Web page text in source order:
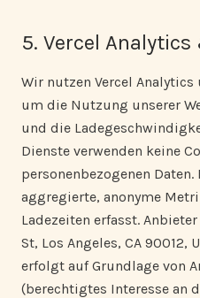
5. Vercel
Wir nutzen Vercel
um die Nutzung unserer
und die
Dienste verwenden keine
personenbezogenen
aggregierte, anonyme
Ladezeiten erfasst.
St, Los Angeles, CA 90012,
erfolgt auf Grundlage von
(berechtigtes Interesse an